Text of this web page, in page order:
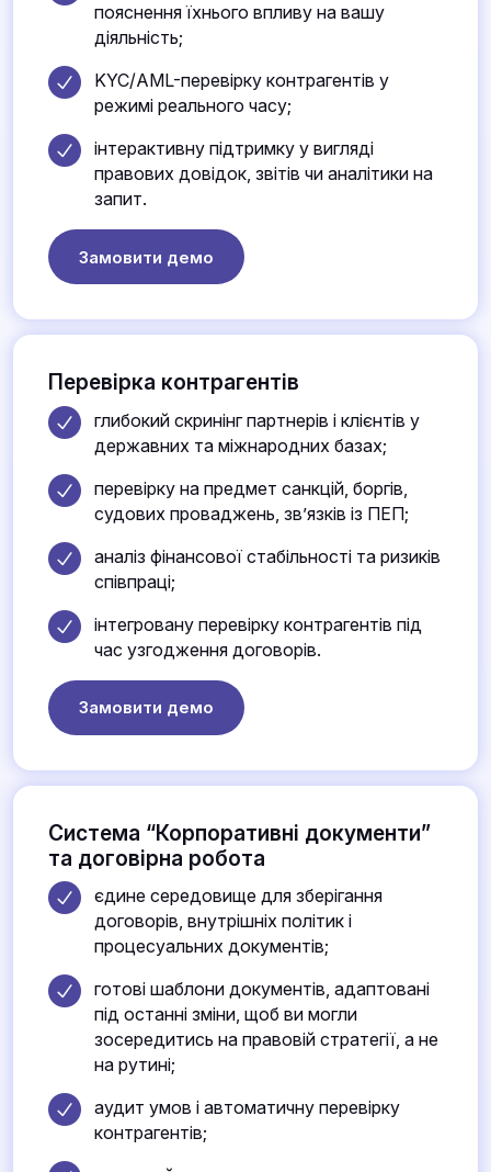
пояснення їхнього впливу на вашу
діяльність;
KYC/AML-перевірку контрагентів у
режимі реального часу;
інтерактивну підтримку у вигляді
правових довідок, звітів чи аналітики на
запит.
Замовити демо
Перевірка контрагентів
глибокий скринінг партнерів і клієнтів у
державних та міжнародних базах;
перевірку на предмет санкцій, боргів,
судових проваджень, зв’язків із ПЕП;
аналіз фінансової стабільності та ризиків
співпраці;
інтегровану перевірку контрагентів під
час узгодження договорів.
Замовити демо
Система “Корпоративні документи”
та договірна робота
єдине середовище для зберігання
договорів, внутрішніх політик і
процесуальних документів;
готові шаблони документів, адаптовані
під останні зміни, щоб ви могли
зосередитись на правовій стратегії, а не
на рутині;
аудит умов і автоматичну перевірку
контрагентів;